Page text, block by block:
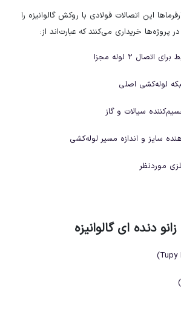
این اتصالات فولادی با روکش گالوانیزه را
پروژه‌ها خریداری می‌کنند که عبارت‌اند از:
۲ لوله مجزا
لوله‌کشی اصلی
سیالات و گاز
سایز و اندازه مسیر لوله‌کشی
موردنظر
دنده ای گالوانیزه